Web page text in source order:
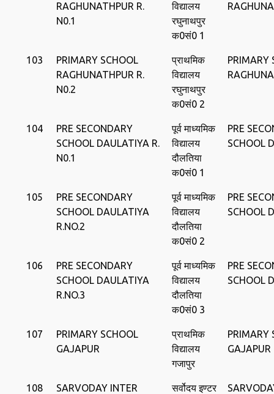
RAGHUNATHPUR R.
N0.1
विद्यालय
रघुनाथपुर
क0सं0 1
103
PRIMARY SCHOOL
RAGHUNATHPUR R.
N0.2
प्राथमिक
विद्यालय
रघुनाथपुर
क0सं0 2
PRIMARY
104
PRE SECONDARY
SCHOOL DAULATIYA R.
N0.1
पूर्व माध्यमिक
विद्यालय
दौलतिया
क0सं0 1
PRE
SCHOOL
105
PRE SECONDARY
SCHOOL DAULATIYA
R.NO.2
पूर्व माध्यमिक
विद्यालय
दौलतिया
क0सं0 2
PRE
SCHOOL
106
PRE SECONDARY
SCHOOL DAULATIYA
R.NO.3
पूर्व माध्यमिक
विद्यालय
दौलतिया
क0सं0 3
PRE
SCHOOL
107
PRIMARY SCHOOL
GAJAPUR
प्राथमिक
विद्यालय
गजापुर
PRIMARY
GAJAPUR
108
SARVODAY INTER
सर्वोदय इण्‍टर